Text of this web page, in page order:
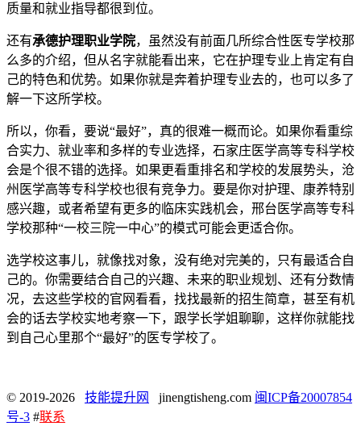
质量和就业指导都很到位。
还有承德护理职业学院，虽然没有前面几所综合性医专学校那
么多的介绍，但从名字就能看出来，它在护理专业上肯定有自
己的特色和优势。如果你就是奔着护理专业去的，也可以多了
解一下这所学校。
所以，你看，要说“最好”，真的很难一概而论。如果你看重综
合实力、就业率和多样的专业选择，石家庄医学高等专科学校
会是个很不错的选择。如果更看重排名和学校的发展势头，沧
州医学高等专科学校也很有竞争力。要是你对护理、康养特别
感兴趣，或者希望有更多的临床实践机会，邢台医学高等专科
学校那种“一校三院一中心”的模式可能会更适合你。
选学校这事儿，就像找对象，没有绝对完美的，只有最适合自
己的。你需要结合自己的兴趣、未来的职业规划、还有分数情
况，去这些学校的官网看看，找找最新的招生简章，甚至有机
会的话去学校实地考察一下，跟学长学姐聊聊，这样你就能找
到自己心里那个“最好”的医专学校了。
© 2019-2026 技能提升网 jinengtisheng.com 闽ICP备20007854
号-3 #联系